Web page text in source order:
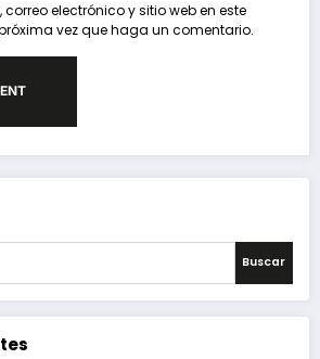
Buscar
electrónico y sitio web en este
vez que haga un comentario.